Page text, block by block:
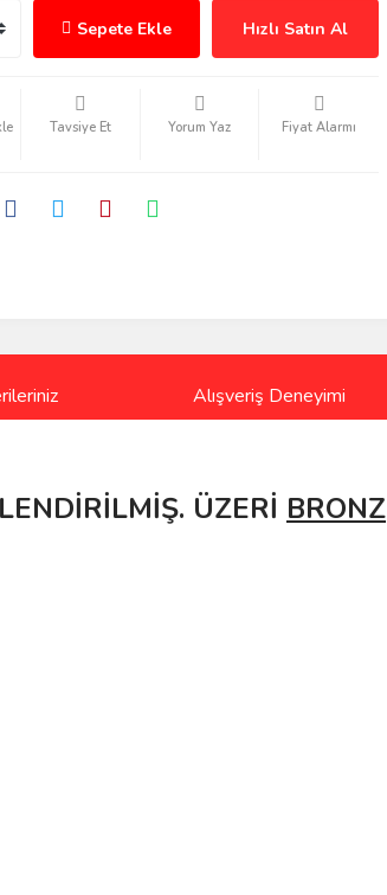
Sepete Ekle Hızlı Satın Al
Tavsiye Et Yorum Yaz Fiyat Alarmı
Alışveriş Deneyimi
ÜZERİ BRONZ